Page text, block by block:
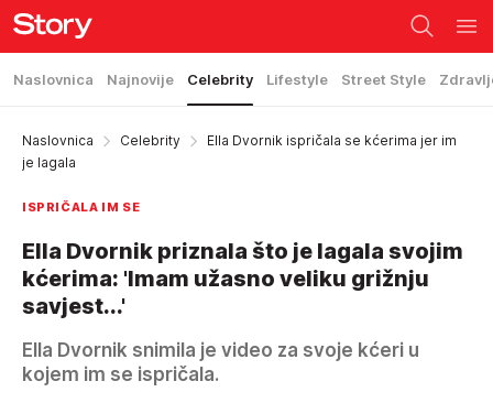
Naslovnica Najnovije Celebrity Lifestyle Street Style
Naslovnica Celebrity
Ella Dvornik ispričala se kćerima jer im
je lagala
ISPRIČALA IM SE
Ella Dvornik priznala što je lagala svojim
kćerima: 'Imam užasno veliku grižnju
savjest...'
Ella Dvornik snimila je video za svoje kćeri u
kojem im se ispričala.